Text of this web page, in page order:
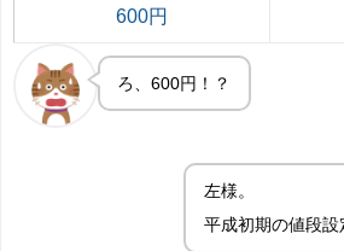
600円
ろ、600円！？
左様。
平成初期の値段設